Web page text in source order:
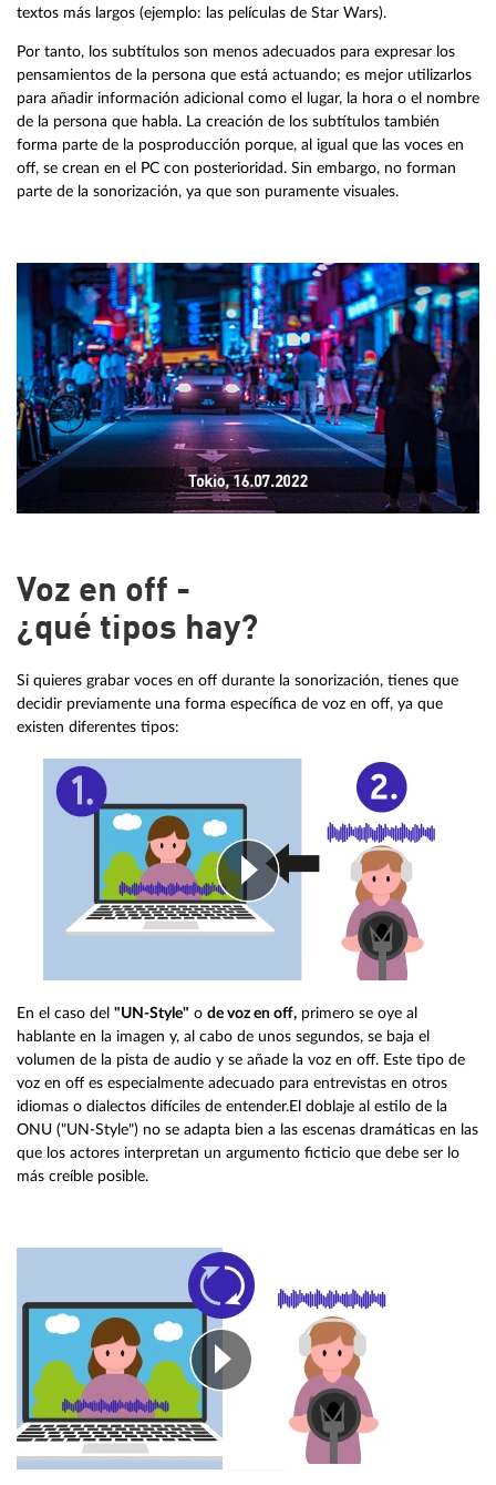
textos más largos (ejemplo: las películas de Star Wars).
Por tanto, los subtítulos son menos adecuados para expresar los
pensamientos de la persona que está actuando; es mejor utilizarlos
para añadir información adicional como el lugar, la hora o el nombre
de la persona que habla. La creación de los subtítulos también
forma parte de la posproducción porque, al igual que las voces en
off, se crean en el PC con posterioridad. Sin embargo, no forman
parte de la sonorización, ya que son puramente visuales.
Voz en off -
¿qué tipos hay?
Si quieres grabar voces en off durante la sonorización, tienes que
decidir previamente una forma específica de voz en off, ya que
existen diferentes tipos:
En el caso del "UN-Style" o de voz en off, primero se oye al
hablante en la imagen y, al cabo de unos segundos, se baja el
volumen de la pista de audio y se añade la voz en off. Este tipo de
voz en off es especialmente adecuado para entrevistas en otros
idiomas o dialectos difíciles de entender.El doblaje al estilo de la
ONU ("UN-Style") no se adapta bien a las escenas dramáticas en las
que los actores interpretan un argumento ficticio que debe ser lo
más creíble posible.